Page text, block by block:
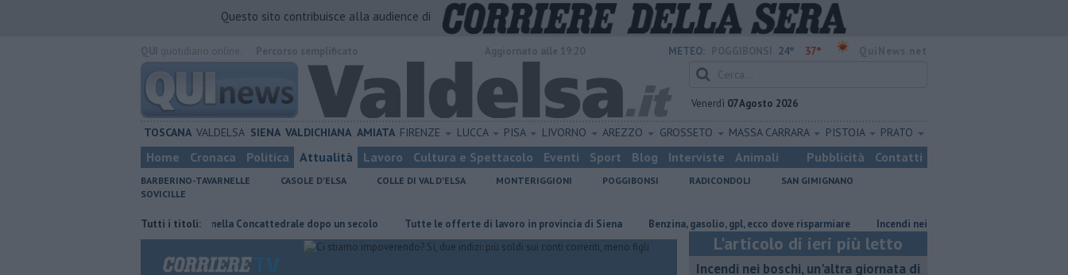
Questo sito contribuisce alla audience di
METEO: 24° 37°
Venerdì 07 Agosto 2026
TOSCANA VALDELSA SIENA VALDICHIANA AMIATA FIRENZE LUCCA PISA LIVORNO AREZZO GROSSETO MASSA CARRARA PISTOIA PRATO
Home Cronaca Politica Attualità Lavoro Cultura e Spettacolo Eventi Sport Blog Interviste Animali Pubblicità Contatti
BARBERINO-TAVARNELLE CASOLE D'ELSA COLLE DI VAL D'ELSA MONTERIGGIONI POGGIBONSI RADICONDOLI
SAN GIMIGNANO
SOVICILLE
Tutti i titoli:
Pagina miniata torna nella Concattedrale dopo un secolo ​Tutte le offerte di lavoro in provincia di Siena ​Benzina, gasolio, gpl, ecco dove risparmiare Incendi nei boschi, un'altra giornata di fuoco
L'articolo di ieri più letto
Incendi nei boschi, un'altra giornata di